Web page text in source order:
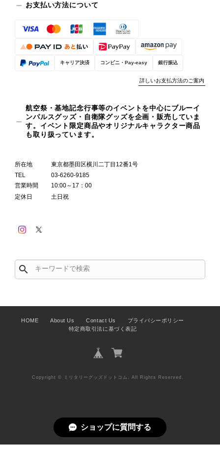
お支払い方法について
キャリア決済 コンビニ・Pay-easy 銀行振込
詳しいお支払方法のご案内
航空祭・基地記念行事等のイベントを中心にブルーイ
ンパルスグッズ・自衛隊グッズを企画・販売していま
す。イベント限定商品やオリジナルキャラクター商品
も取り扱っています。
所在地
東京都墨田区横川二丁目12番1号
TEL
03-6260-9185
営業時間
10:00～17：00
定休日
土日祝
search
HOME About Us Contact Us
プライバシーポリシー
特定商取引法に基づく表記
Copyright © ミリタリーグッズドットコム. All Rights Reserved.
ショップに質問する